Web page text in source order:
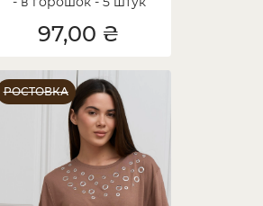
97,00 ₴
РОСТОВКА